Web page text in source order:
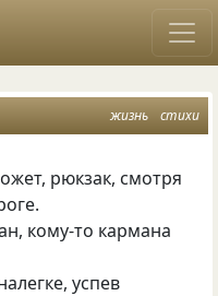
жизнь стихи
рюкзак, смотря
кому-то кармана
успев